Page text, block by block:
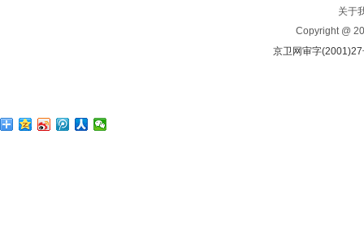
关于
Copyright @
京卫网审字(2001)27